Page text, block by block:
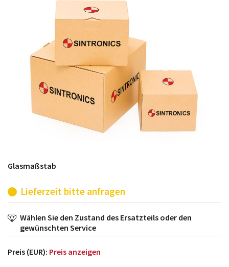
möglich. SINTRONICS ist dann ihr Partner, der
entweder die alten Baugruppen technisch hochwertig
repariert oder ihnen die abgekündigten Baugruppen
aus dem eigenen Lager ersetzt.
Glasmaßstab
Lieferzeit bitte anfragen
Wählen Sie den Zustand des Ersatzteils oder den
gewünschten Service
Preis (EUR): Preis anzeigen